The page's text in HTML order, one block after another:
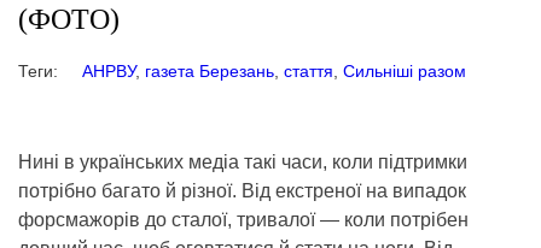
(ФОТО)
Теги: АНРВУ, газета Березань стаття Сильніші разом
Нині в українських медіа такі часи, коли підтримки
потрібно багато й різної. Від екстреної на випадок
форсмажорів до сталої, тривалої — коли потрібен